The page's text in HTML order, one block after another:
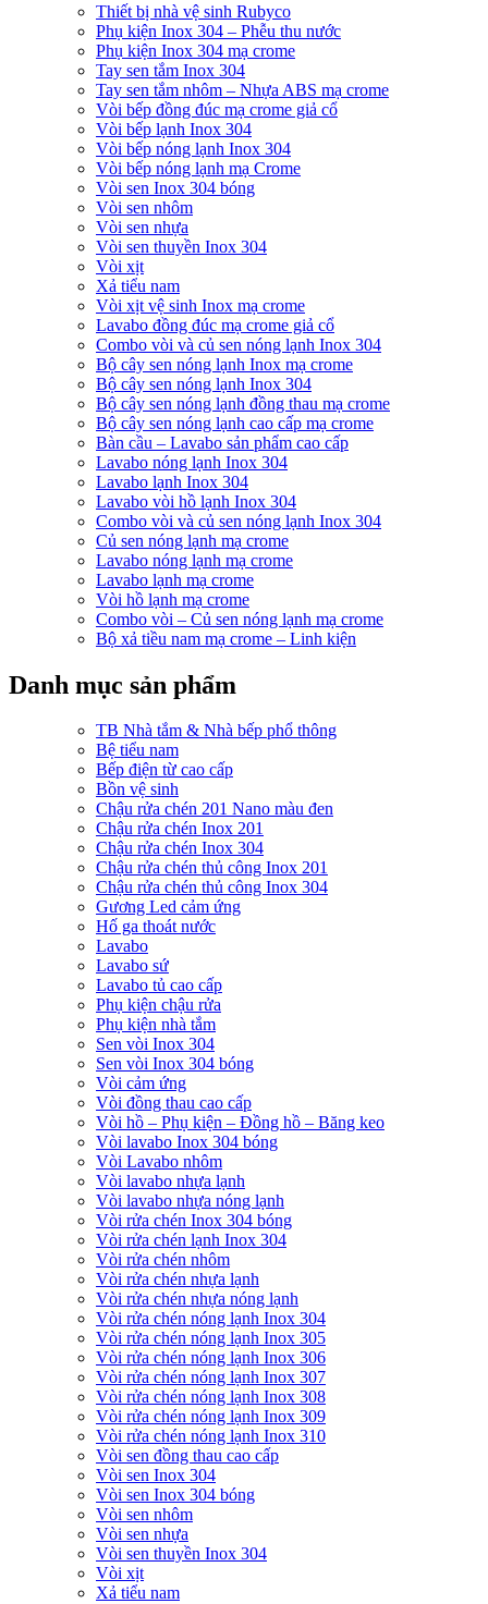
Thiết bị nhà vệ sinh Rubyco
Phụ kiện Inox 304 – Phễu thu nước
Phụ kiện Inox 304 mạ crome
Tay sen tắm Inox 304
Tay sen tắm nhôm – Nhựa ABS mạ crome
Vòi bếp đồng đúc mạ crome giả cổ
Vòi bếp lạnh Inox 304
Vòi bếp nóng lạnh Inox 304
Vòi bếp nóng lạnh mạ Crome
Vòi sen Inox 304 bóng
Vòi sen nhôm
Vòi sen nhựa
Vòi sen thuyền Inox 304
Vòi xịt
Xả tiểu nam
Vòi xịt vệ sinh Inox mạ crome
Lavabo đồng đúc mạ crome giả cổ
Combo vòi và củ sen nóng lạnh Inox 304
Bộ cây sen nóng lạnh Inox mạ crome
Bộ cây sen nóng lạnh Inox 304
Bộ cây sen nóng lạnh đồng thau mạ crome
Bộ cây sen nóng lạnh cao cấp mạ crome
Bàn cầu – Lavabo sản phẩm cao cấp
Lavabo nóng lạnh Inox 304
Lavabo lạnh Inox 304
Lavabo vòi hồ lạnh Inox 304
Combo vòi và củ sen nóng lạnh Inox 304
Củ sen nóng lạnh mạ crome
Lavabo nóng lạnh mạ crome
Lavabo lạnh mạ crome
Vòi hồ lạnh mạ crome
Combo vòi – Củ sen nóng lạnh mạ crome
Bộ xả tiều nam mạ crome – Linh kiện
Danh mục sản phẩm
TB Nhà tắm & Nhà bếp phổ thông
Bệ tiểu nam
Bếp điện từ cao cấp
Bồn vệ sinh
Chậu rửa chén 201 Nano màu đen
Chậu rửa chén Inox 201
Chậu rửa chén Inox 304
Chậu rửa chén thủ công Inox 201
Chậu rửa chén thủ công Inox 304
Gương Led cảm ứng
Hố ga thoát nước
Lavabo
Lavabo sứ
Lavabo tủ cao cấp
Phụ kiện chậu rửa
Phụ kiện nhà tắm
Sen vòi Inox 304
Sen vòi Inox 304 bóng
Vòi cảm ứng
Vòi đồng thau cao cấp
Vòi hồ – Phụ kiện – Đồng hồ – Băng keo
Vòi lavabo Inox 304 bóng
Vòi Lavabo nhôm
Vòi lavabo nhựa lạnh
Vòi lavabo nhựa nóng lạnh
Vòi rửa chén Inox 304 bóng
Vòi rửa chén lạnh Inox 304
Vòi rửa chén nhôm
Vòi rửa chén nhựa lạnh
Vòi rửa chén nhựa nóng lạnh
Vòi rửa chén nóng lạnh Inox 304
Vòi rửa chén nóng lạnh Inox 305
Vòi rửa chén nóng lạnh Inox 306
Vòi rửa chén nóng lạnh Inox 307
Vòi rửa chén nóng lạnh Inox 308
Vòi rửa chén nóng lạnh Inox 309
Vòi rửa chén nóng lạnh Inox 310
Vòi sen đồng thau cao cấp
Vòi sen Inox 304
Vòi sen Inox 304 bóng
Vòi sen nhôm
Vòi sen nhựa
Vòi sen thuyền Inox 304
Vòi xịt
Xả tiểu nam